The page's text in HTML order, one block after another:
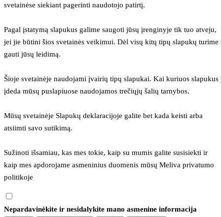
svetainėse siekiant pagerinti naudotojo patirtį.
Pagal įstatymą slapukus galime saugoti jūsų įrenginyje tik tuo atveju,
jei jie būtini šios svetainės veikimui. Dėl visų kitų tipų slapukų turime
gauti jūsų leidimą.
Šioje svetainėje naudojami įvairių tipų slapukai. Kai kuriuos slapukus
įdeda mūsų puslapiuose naudojamos trečiųjų šalių tarnybos.
Mūsų svetainėje Slapukų deklaracijoje galite bet kada keisti arba
atsiimti savo sutikimą.
Sužinoti išsamiau, kas mes tokie, kaip su mumis galite susisiekti ir
kaip mes apdorojame asmeninius duomenis mūsų Meliva privatumo
politikoje
Nepardavinėkite ir nesidalykite mano asmenine informacija